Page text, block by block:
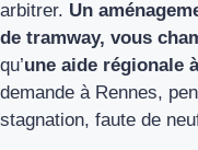
arbitrer. Un
de tramway, vous
qu’une aide régionale
demande à Rennes,
stagnation, faute de